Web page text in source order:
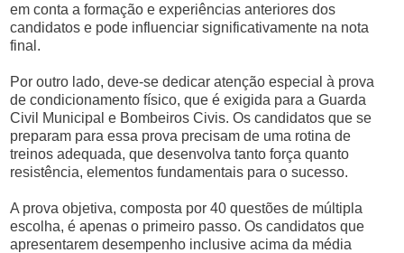
em conta a formação e experiências anteriores dos
candidatos e pode influenciar significativamente na nota
final.
Por outro lado, deve-se dedicar atenção especial à prova
de condicionamento físico, que é exigida para a Guarda
Civil Municipal e Bombeiros Civis. Os candidatos que se
preparam para essa prova precisam de uma rotina de
treinos adequada, que desenvolva tanto força quanto
resistência, elementos fundamentais para o sucesso.
A prova objetiva, composta por 40 questões de múltipla
escolha, é apenas o primeiro passo. Os candidatos que
apresentarem desempenho inclusive acima da média